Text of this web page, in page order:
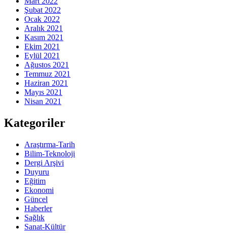
Şubat 2022
Ocak 2022
Aralık 2021
Kasım 2021
Ekim 2021
Eylül 2021
Ağustos 2021
Temmuz 2021
Haziran 2021
Mayıs 2021
Nisan 2021
Kategoriler
Araştırma-Tarih
Bilim-Teknoloji
Dergi Arşivi
Duyuru
Eğitim
Ekonomi
Güncel
Haberler
Sağlık
Sanat-Kültür